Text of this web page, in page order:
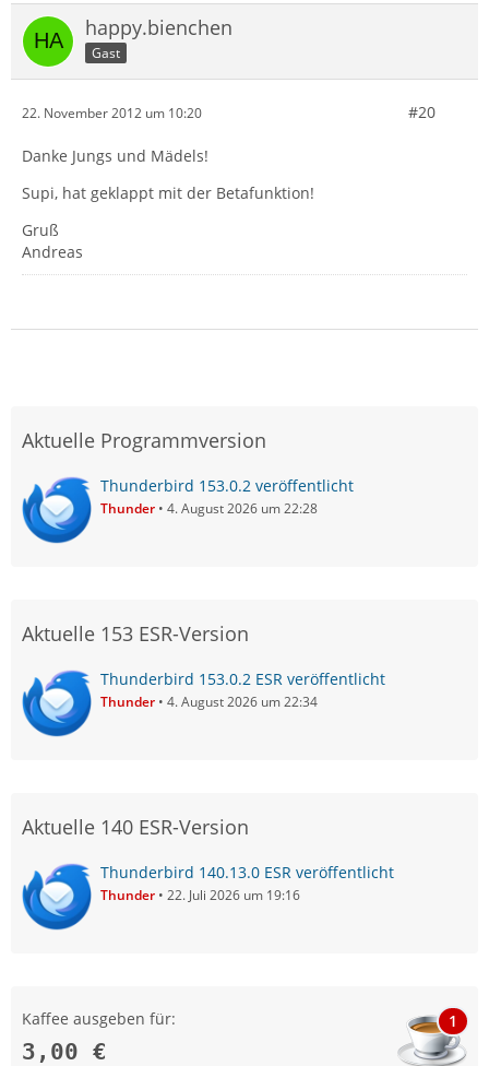
happy.bienchen
Gast
22. November 2012 um 10:20 #20
Danke Jungs und Mädels!
Supi, hat geklappt mit der Betafunktion!
Gruß
Andreas
Aktuelle Programmversion
Thunderbird 153.0.2 veröffentlicht
Thunder 4. August 2026 um 22:28
Aktuelle 153 ESR-Version
Thunderbird 153.0.2 ESR veröffentlicht
Thunder 4. August 2026 um 22:34
Aktuelle 140 ESR-Version
Thunderbird 140.13.0 ESR veröffentlicht
Thunder 22. Juli 2026 um 19:16
Kaffee ausgeben für:
3,00 €
1